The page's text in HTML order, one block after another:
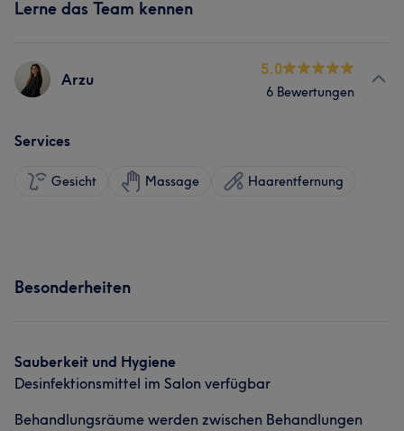
Lerne das Team kennen
Arzu
5.0
6 Bewertungen
Services
Gesicht Massage Haarentfernung
Besonderheiten
Sauberkeit und Hygiene
Desinfektionsmittel im Salon verfügbar
Behandlungsräume werden zwischen Behandlungen